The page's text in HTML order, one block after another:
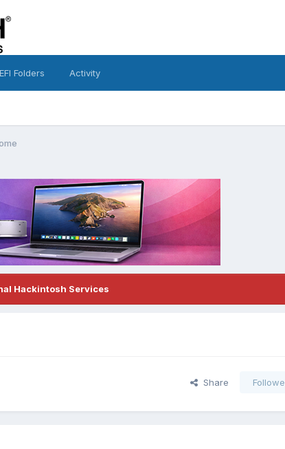
EFI Folders Activity
Hackintosh Services
Share